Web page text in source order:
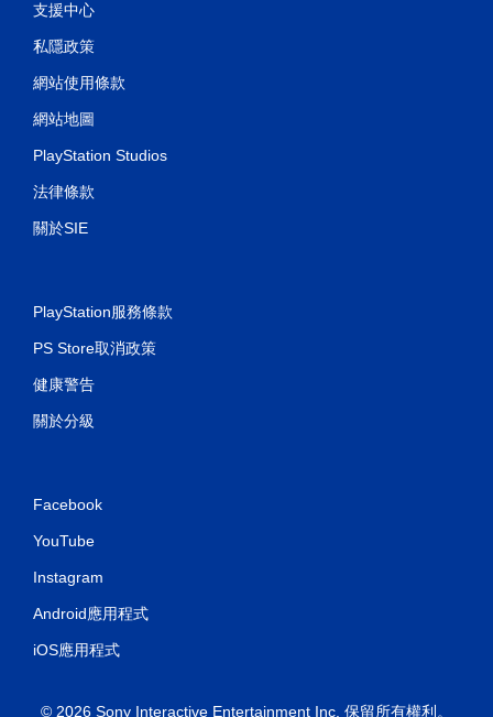
支援中心
私隱政策
網站使用條款
網站地圖
PlayStation Studios
法律條款
關於SIE
PlayStation服務條款
PS Store取消政策
健康警告
關於分級
Facebook
YouTube
Instagram
Android應用程式
iOS應用程式
© 2026 Sony Interactive Entertainment Inc. 保留所有權利。